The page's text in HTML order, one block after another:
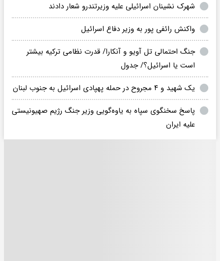
شهرک نشینان اسرائیلی علیه وزیرتندرو شعار دادند
واکنش رائفی پور به وزیر دفاع اسرائیل
جنگ احتمالی تل آویو و آنکارا/ قدرت نظامی ترکیه بیشتر
است یا اسرائیل؟/ جدول
یک شهید و ۴ مجروح در حمله پهپادی اسرائیل به جنوب لبنان
پاسخ سخنگوی سپاه به یاوه‌گویی وزیر جنگ رژیم صهیونیستی
علیه ایران